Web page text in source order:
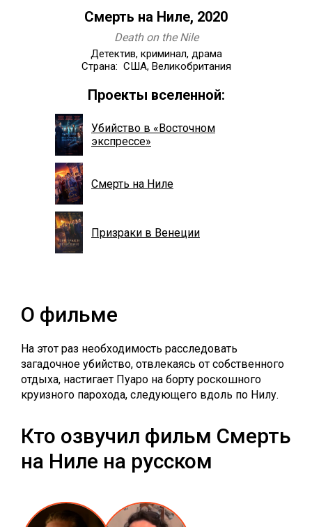
Смерть на Ниле, 2020
Death on the Nile
Детектив, криминал, драма
Страна: США, Великобритания
Проекты вселенной:
Убийство в «Восточном
экспрессе»
Смерть на Ниле
Призраки в Венеции
О фильме
На этот раз необходимость расследовать
загадочное убийство, отвлекаясь от собственного
отдыха, настигает Пуаро на борту роскошного
круизного парохода, следующего вдоль по Нилу.
Кто озвучил фильм Смерть
на Ниле на русском